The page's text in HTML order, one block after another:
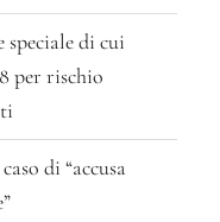
di cui
per rischio
di “accusa